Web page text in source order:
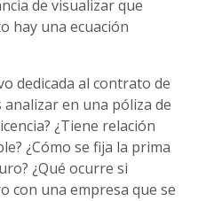
de visualizar que
hay una ecuación
dedicada al contrato de
en una póliza de
¿Tiene relación
¿Cómo se fija la prima
¿Qué ocurre si
con una empresa que se